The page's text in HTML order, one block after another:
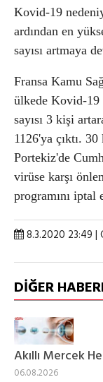
Kovid-19
ardından en
sayısı artmaya
Fransa Kamu
ülkede Kovid-19
sayısı 3 kişi
1126'ya çıktı.
Portekiz'de
virüse karşı
programını iptal
8.3.2020 23:49 |
DİĞER
Akıllı Mercek
06.08.2026